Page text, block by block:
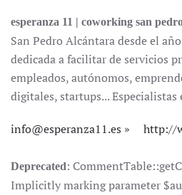
esperanza 11 | coworking san
San Pedro Alcántara desde el
dedicada a facilitar de servicios
empleados, autónomos,
digitales, startups...
info@esperanza11.es http://
Deprecated:
Implicitly marking parameter